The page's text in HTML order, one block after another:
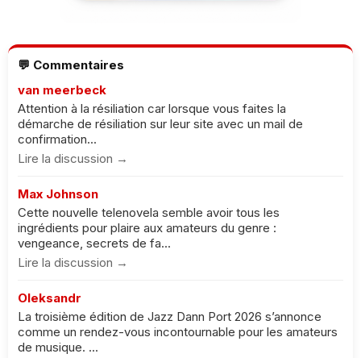
💬 Commentaires
van meerbeck
Attention à la résiliation car lorsque vous faites la
démarche de résiliation sur leur site avec un mail de
confirmation...
Lire la discussion →
Max Johnson
Cette nouvelle telenovela semble avoir tous les
ingrédients pour plaire aux amateurs du genre :
vengeance, secrets de fa...
Lire la discussion →
Oleksandr
La troisième édition de Jazz Dann Port 2026 s’annonce
comme un rendez-vous incontournable pour les amateurs
de musique. ...